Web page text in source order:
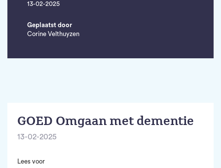
13-02-2025
Geplaatst door
Corine Velthuyzen
GOED Omgaan met dementie
13-02-2025
Lees voor